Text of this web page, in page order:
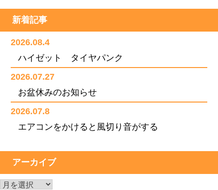
新着記事
2026.08.4
ハイゼット タイヤパンク
2026.07.27
お盆休みのお知らせ
2026.07.8
エアコンをかけると風切り音がする
アーカイブ
ア